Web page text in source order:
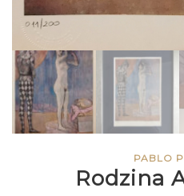
PABLO
Rodzina